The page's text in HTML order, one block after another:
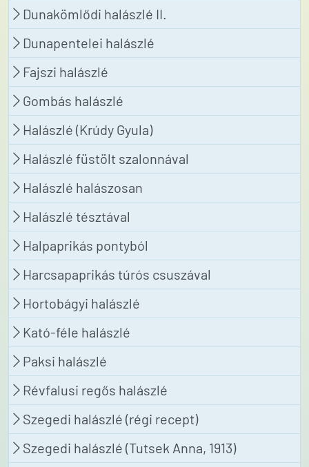
Dunakömlődi halászlé II.
Dunapentelei halászlé
Fajszi halászlé
Gombás halászlé
Halászlé (Krúdy Gyula)
Halászlé füstölt szalonnával
Halászlé halászosan
Halászlé tésztával
Halpaprikás pontyból
Harcsapaprikás túrós csuszával
Hortobágyi halászlé
Kató-féle halászlé
Paksi halászlé
Révfalusi regős halászlé
Szegedi halászlé (régi recept)
Szegedi halászlé (Tutsek Anna, 1913)